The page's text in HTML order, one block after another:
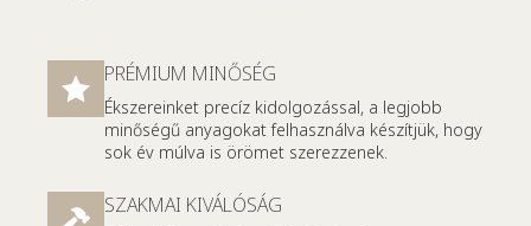
PRÉMIUM MINŐSÉG
Ékszereinket precíz kidolgozással, a legjobb
minőségű anyagokat felhasználva készítjük, hogy
sok év múlva is örömet szerezzenek.
SZAKMAI KIVÁLÓSÁG